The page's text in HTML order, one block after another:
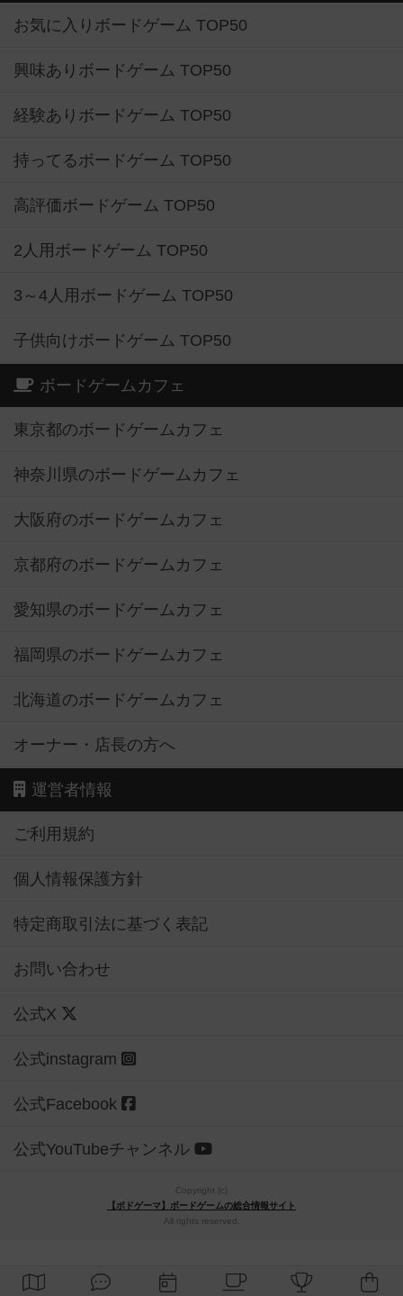
お気に入りボードゲーム TOP50
興味ありボードゲーム TOP50
経験ありボードゲーム TOP50
持ってるボードゲーム TOP50
高評価ボードゲーム TOP50
2人用ボードゲーム TOP50
3～4人用ボードゲーム TOP50
子供向けボードゲーム TOP50
ボードゲームカフェ
東京都のボードゲームカフェ
神奈川県のボードゲームカフェ
大阪府のボードゲームカフェ
京都府のボードゲームカフェ
愛知県のボードゲームカフェ
福岡県のボードゲームカフェ
北海道のボードゲームカフェ
オーナー・店長の方へ
運営者情報
ご利用規約
個人情報保護方針
特定商取引法に基づく表記
お問い合わせ
公式X
公式instagram
公式Facebook
公式YouTubeチャンネル
Copyright (c)
【ボドゲーマ】ボードゲームの総合情報サイト
All rights reserved.